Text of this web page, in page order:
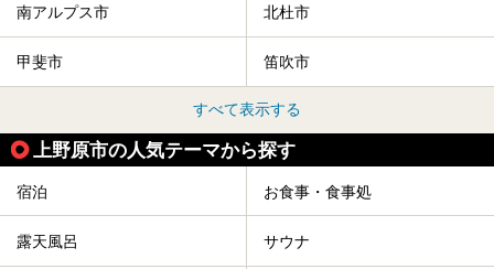
南アルプス市 北杜市
甲斐市 笛吹市
すべて表示する
上野原市の人気テーマから探す
宿泊 お食事・食事処
露天風呂 サウナ